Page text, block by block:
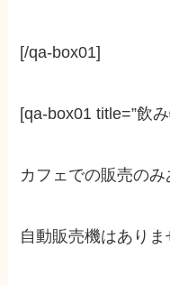
[/qa-box01]
[qa-box01 title=”飲
カフェでの販売のみ
自動販売機はありま